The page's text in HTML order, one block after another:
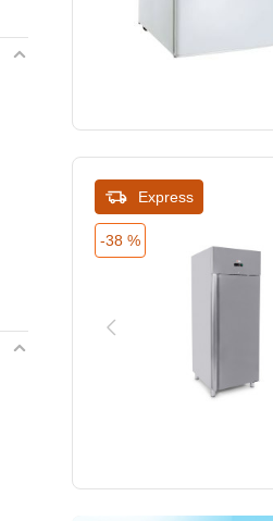
-38 %
Express